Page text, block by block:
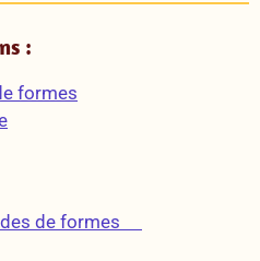
:
formes
de formes